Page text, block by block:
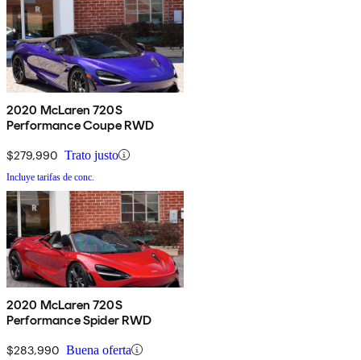
2020 McLaren 720S
Performance Coupe RWD
$279,990 Trato justo
Incluye tarifas de conc.
2020 McLaren 720S
Performance Spider RWD
$283,990 Buena oferta